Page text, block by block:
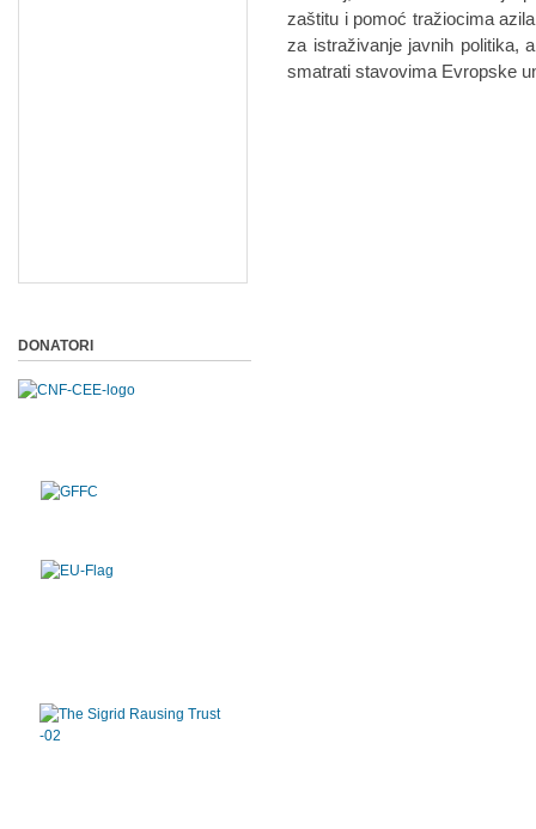
zaštitu i pomoć tražiocima
za istraživanje javnih politika,
smatrati stavovima Evropske
DONATORI